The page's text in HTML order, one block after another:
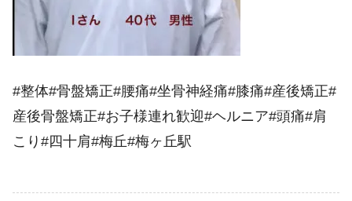
#整体#骨盤矯正#腰痛#坐骨神経痛#膝痛#産後矯正#
産後骨盤矯正#お子様連れ歓迎#ヘルニア#頭痛#肩
こり#四十肩#梅丘#梅ヶ丘駅